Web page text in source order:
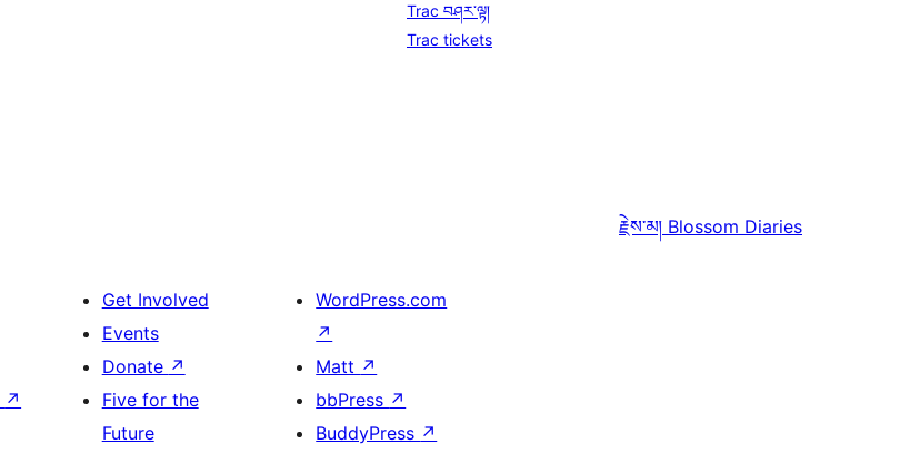
Trac བཤར་ལྟ།
Trac tickets
རྗེས་མ། Blossom Diaries
↗
Get Involved
Events
Donate ↗
Five for the
Future
WordPress.com
↗
Matt ↗
bbPress ↗
BuddyPress ↗